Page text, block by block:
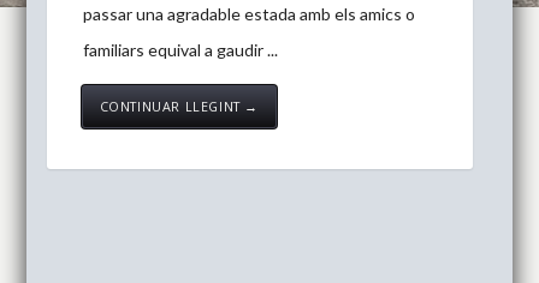
passar una agradable estada amb els amics o
familiars equival a gaudir ...
CONTINUAR LLEGINT →